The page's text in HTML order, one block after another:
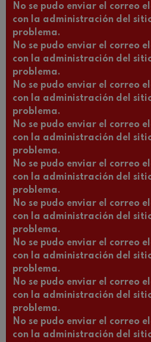
No se pudo enviar el correo
con la administración del
problema.
No se pudo enviar el correo
con la administración del
problema.
No se pudo enviar el correo
con la administración del
problema.
No se pudo enviar el correo
con la administración del
problema.
No se pudo enviar el correo
con la administración del
problema.
No se pudo enviar el correo
con la administración del
problema.
No se pudo enviar el correo
con la administración del
problema.
No se pudo enviar el correo
con la administración del
problema.
No se pudo enviar el correo
con la administración del